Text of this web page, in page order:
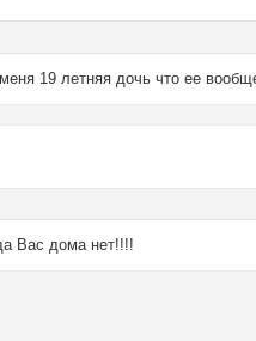
19 летняя дочь что ее
Вас дома нет!!!!